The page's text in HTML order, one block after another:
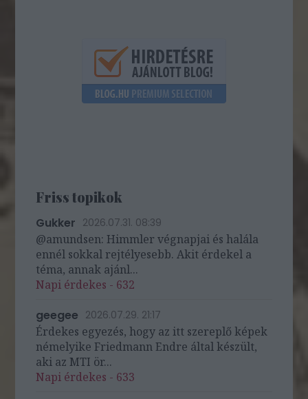
Friss topikok
Gukker 2026.07.31. 08:39
@amundsen: Himmler végnapjai és halála
ennél sokkal rejtélyesebb. Akit érdekel a
téma, annak ajánl...
Napi érdekes - 632
geegee 2026.07.29. 21:17
Érdekes egyezés, hogy az itt szereplő képek
némelyike Friedmann Endre által készült,
aki az MTI ör...
Napi érdekes - 633